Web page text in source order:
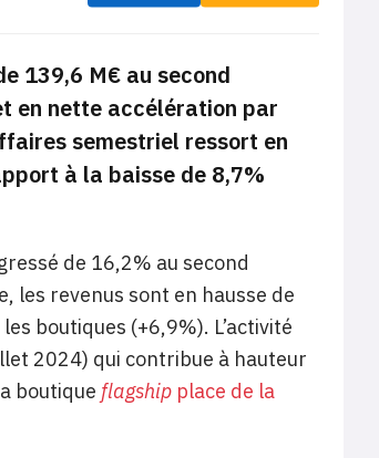
139,6 M€ au second
en nette accélération par
semestriel ressort en
à la baisse de 8,7%
de 16,2% au second
les revenus sont en hausse de
boutiques (+6,9%). L’activité
2024) qui contribue à hauteur
boutique flagship place de la